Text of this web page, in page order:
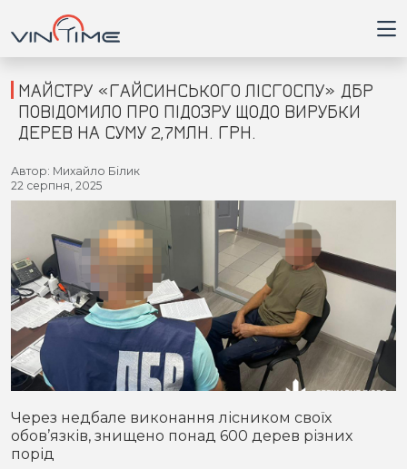
Головна
Війна
Новини
Кримінал
Здоров'я
Приватна думка
В кулуарах
Місто
Життя
МАЙСТРУ «ГАЙСИНСЬКОГО ЛІСГОСПУ» ДБР
ПОВІДОМИЛО ПРО ПІДОЗРУ ЩОДО ВИРУБКИ
ДЕРЕВ НА СУМУ 2,7МЛН. ГРН.
Автор: Михайло Білик
22 серпня, 2025
Через недбале виконання лісником своїх
обов’язків, знищено понад 600 дерев різних
порід